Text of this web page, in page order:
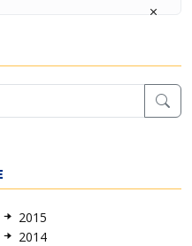
2015
2014